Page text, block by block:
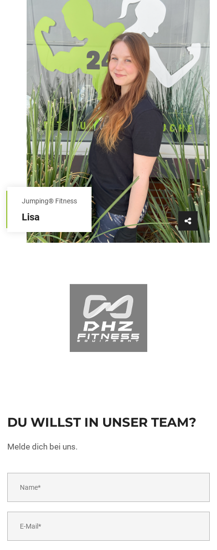
Jumping® Fitness
Lisa
DU WILLST IN UNSER TEAM?
Melde dich bei uns.